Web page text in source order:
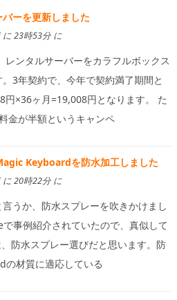
ーを更新しました
23時53分 に
レンタルサーバーをカラフルボックス
3年契約で、今年で契約満了期間と
円×36ヶ月=19,008円となります。 た
金が半額というキャンペ
Keyboardを防水加工しました
20時22分 に
うか、防水スプレーを吹きかけまし
で事例紹介されていたので、真似して
防水スプレー選びだと思います。防
材質に適応している